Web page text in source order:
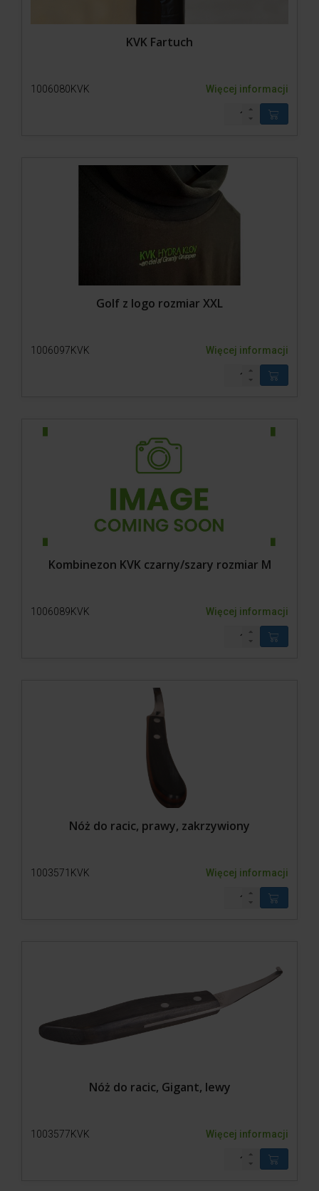
KVK Fartuch
1006080KVK Więcej informacji
Golf z logo rozmiar XXL
1006097KVK Więcej informacji
Kombinezon KVK czarny/szary rozmiar M
1006089KVK Więcej informacji
Nóż do racic, prawy, zakrzywiony
1003571KVK Więcej informacji
Nóż do racic, Gigant, lewy
1003577KVK Więcej informacji